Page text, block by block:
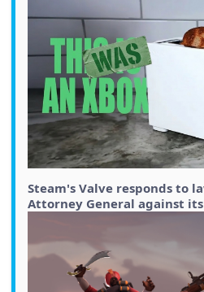
Steam's Valve responds to
Attorney General against